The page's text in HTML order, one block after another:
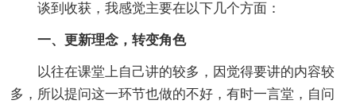
谈到收获，我感觉主要在以下几个方面：
一、更新理念，转变角色
以往在课堂上自己讲的较多，因觉得要讲的内容较
多，所以提问这一环节也做的不好，有时一言堂，自问